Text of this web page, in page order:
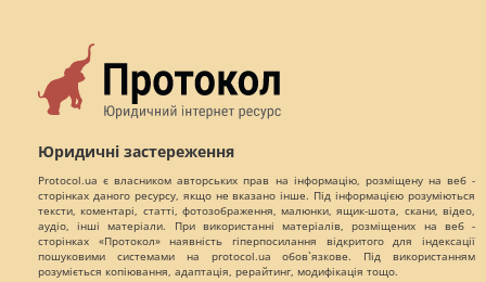
Юридичні застереження
Protocol.ua є власником авторських прав на інформацію, розміщену на веб -
сторінках даного ресурсу, якщо не вказано інше. Під інформацією розуміються
тексти, коментарі, статті, фотозображення, малюнки, ящик-шота, скани, відео,
аудіо, інші матеріали. При використанні матеріалів, розміщених на веб -
сторінках «Протокол» наявність гіперпосилання відкритого для індексації
пошуковими системами на protocol.ua обов`язкове. Під використанням
розуміється копіювання, адаптація, рерайтинг, модифікація тощо.